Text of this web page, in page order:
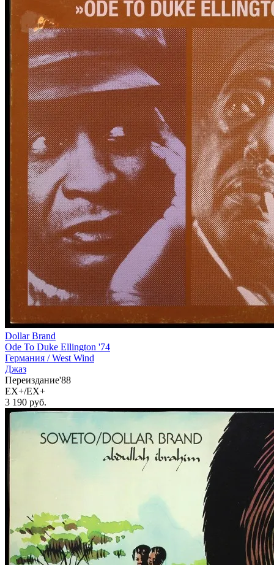
Dollar Brand
Ode To Duke Ellington '74
Германия /West Wind
Джаз
Переиздание'88
EX+/EX+
3 190 руб.